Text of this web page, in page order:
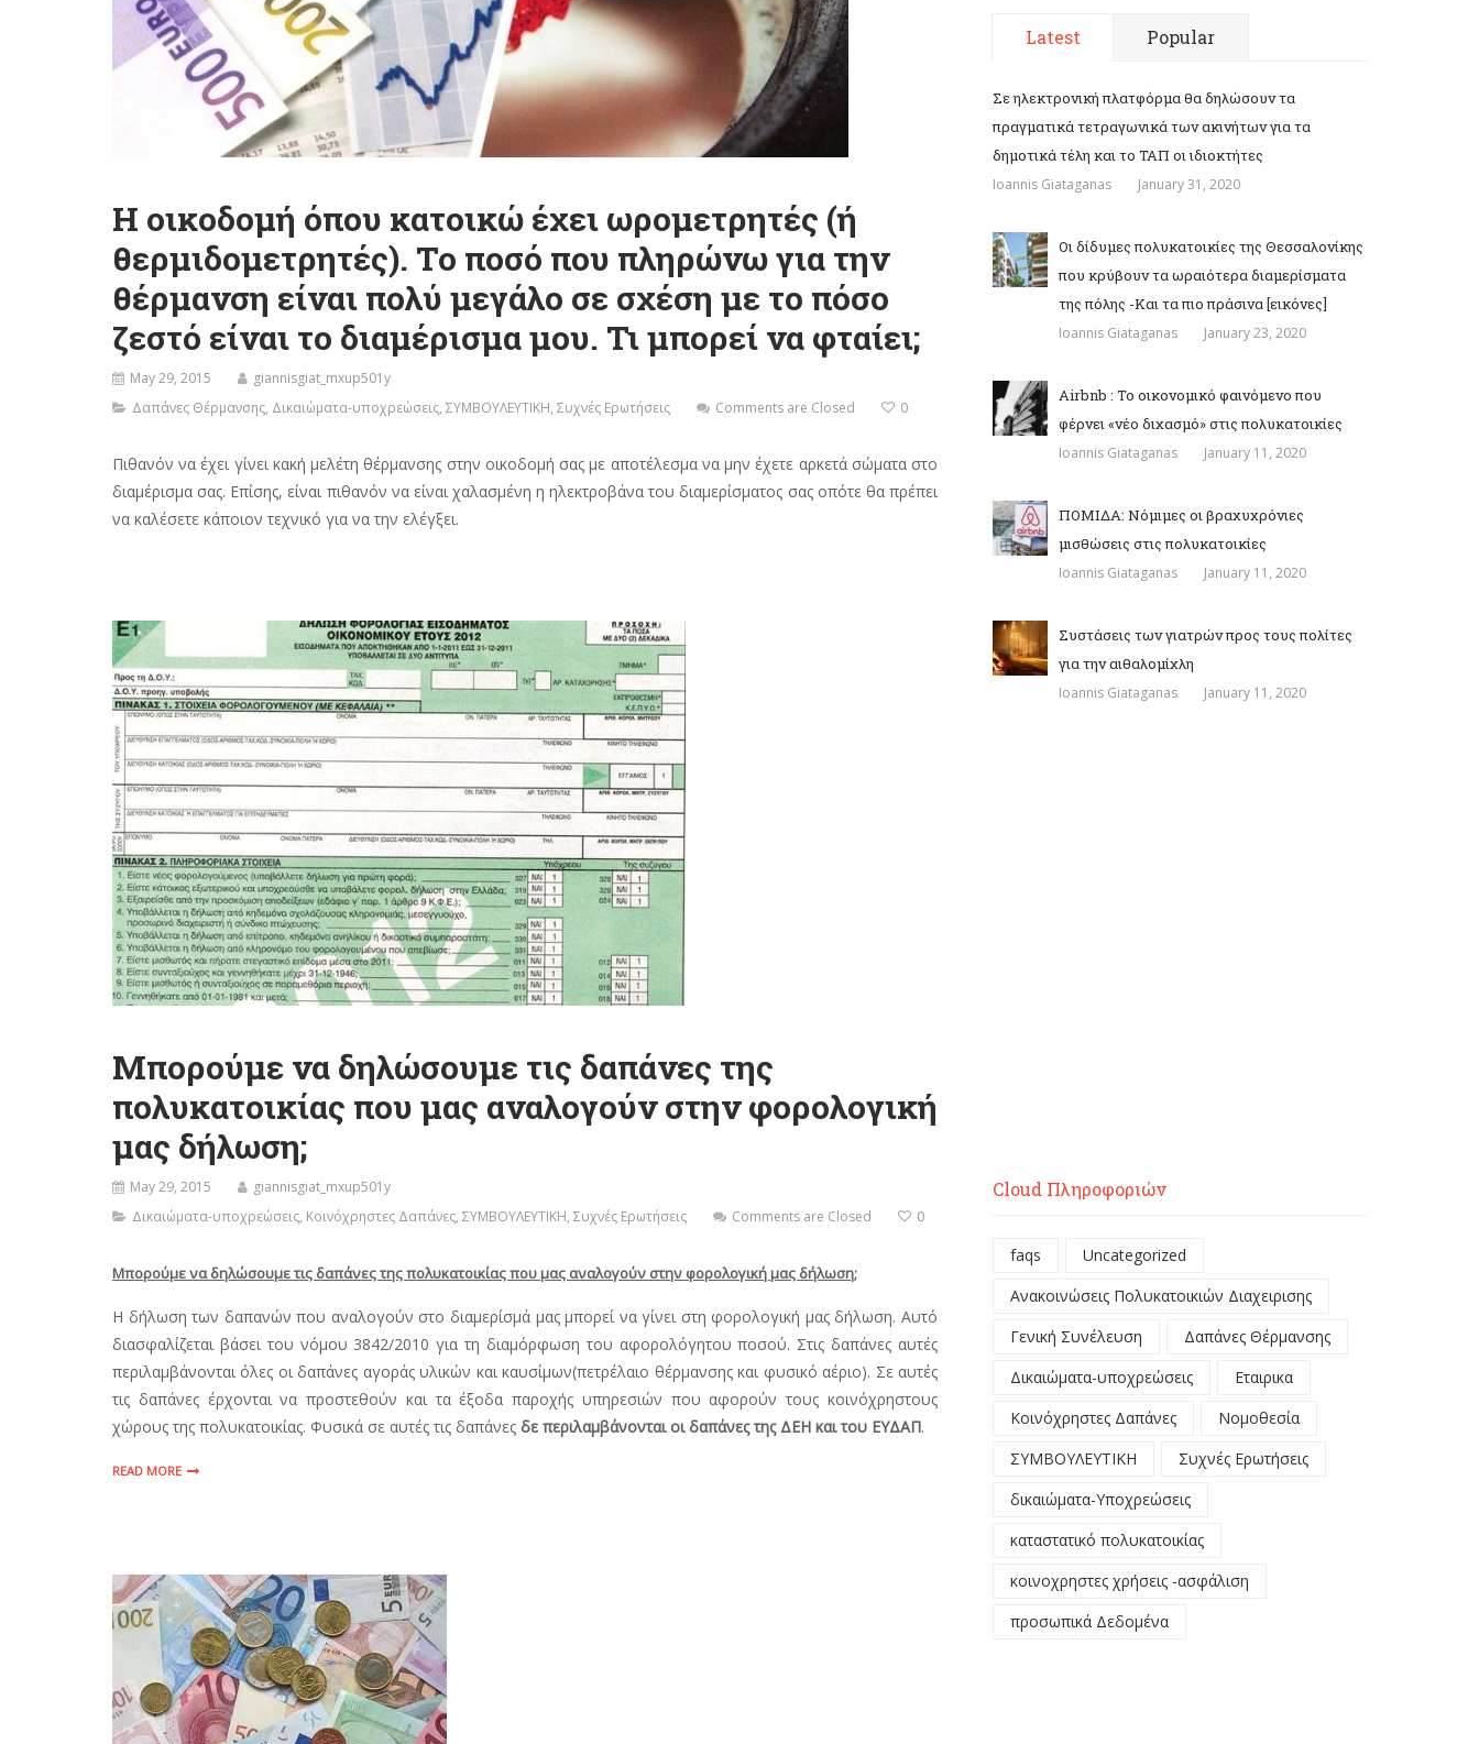
Η οικοδομή όπου κατοικώ έχει ωρομετρητές (ή
θερμιδομετρητές). Το ποσό που πληρώνω για την
θέρμανση είναι πολύ μεγάλο σε σχέση με το πόσο
ζεστό είναι το διαμέρισμα μου. Τι μπορεί να φταίει;
May 29, 2015
giannisgiat_mxup501y
Δαπάνες Θέρμανσης, Δικαιώματα-υποχρεώσεις, ΣΥΜΒΟΥΛΕΥΤΙΚΗ, Συχνές Ερωτήσεις Comments are Closed 0
Πιθανόν να έχει γίνει κακή μελέτη θέρμανσης στην οικοδομή σας με αποτέλεσμα να μην έχετε αρκετά σώματα στο
διαμέρισμα σας. Επίσης, είναι πιθανόν να είναι χαλασμένη η ηλεκτροβάνα του διαμερίσματος σας οπότε θα πρέπει
να καλέσετε κάποιον τεχνικό για να την ελέγξει.
Μπορούμε να δηλώσουμε τις δαπάνες της
πολυκατοικίας που μας αναλογούν στην φορολογική
μας δήλωση;
May 29, 2015
giannisgiat_mxup501y
Δικαιώματα-υποχρεώσεις, Κοινόχρηστες Δαπάνες, ΣΥΜΒΟΥΛΕΥΤΙΚΗ, Συχνές Ερωτήσεις Comments are Closed 0
Μπορούμε να δηλώσουμε τις δαπάνες της πολυκατοικίας που μας αναλογούν στην φορολογική μας δήλωση;
Η δήλωση των δαπανών που αναλογούν στο διαμερίσμά μας μπορεί να γίνει στη φορολογική μας δήλωση. Αυτό
διασφαλίζεται βάσει του νόμου 3842/2010 για τη διαμόρφωση του αφορολόγητου ποσού. Στις δαπάνες αυτές
περιλαμβάνονται όλες οι δαπάνες αγοράς υλικών και καυσίμων(πετρέλαιο θέρμανσης και φυσικό αέριο). Σε αυτές
τις δαπάνες έρχονται να προστεθούν και τα έξοδα παροχής υπηρεσιών που αφορούν τους κοινόχρηστους
χώρους της πολυκατοικίας. Φυσικά σε αυτές τις δαπάνες δε περιλαμβάνονται οι δαπάνες της ΔΕΗ και του ΕΥΔΑΠ.
READ MORE
Latest Popular
Σε ηλεκτρονική πλατφόρμα θα δηλώσουν τα
πραγματικά τετραγωνικά των ακινήτων για τα
δημοτικά τέλη και το ΤΑΠ οι ιδιοκτήτες
Ioannis Giataganas January 31, 2020
Οι δίδυμες πολυκατοικίες της Θεσσαλονίκης
που κρύβουν τα ωραιότερα διαμερίσματα
της πόλης -Και τα πιο πράσινα [εικόνες]
Ioannis Giataganas January 23, 2020
Airbnb : Το οικονομικό φαινόμενο που
φέρνει «νέο διχασμό» στις πολυκατοικίες
Ioannis Giataganas January 11, 2020
ΠΟΜΙΔΑ: Νόμιμες οι βραχυχρόνιες
μισθώσεις στις πολυκατοικίες
Ioannis Giataganas January 11, 2020
Συστάσεις των γιατρών προς τους πολίτες
για την αιθαλομίχλη
Ioannis Giataganas January 11, 2020
Cloud Πληροφοριών
faqs
Uncategorized
Ανακοινώσεις Πολυκατοικιών Διαχειρισης
Γενική Συνέλευση
Δαπάνες Θέρμανσης
Δικαιώματα-υποχρεώσεις
Εταιρικα
Κοινόχρηστες Δαπάνες
Νομοθεσία
ΣΥΜΒΟΥΛΕΥΤΙΚΗ
Συχνές Ερωτήσεις
δικαιώματα-Υποχρεώσεις
καταστατικό πολυκατοικίας
κοινοχρηστες χρήσεις -ασφάλιση
προσωπικά Δεδομένα